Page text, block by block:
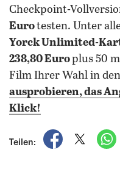
Checkpoint-
Eurotesten. Unter
Yorck Unlimited-
238,80 Europlus 50
Film Ihrer Wahl in
ausprobieren, das
Klick!
Teilen:
auf auf X